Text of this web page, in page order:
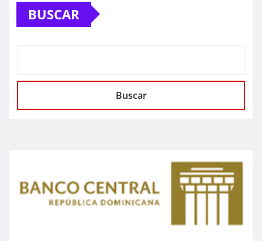
BUSCAR
Buscar